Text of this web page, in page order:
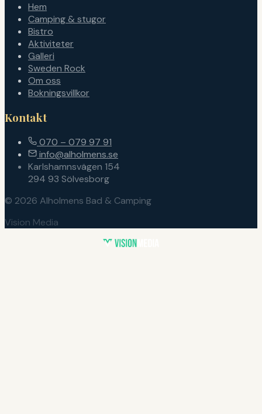
Hem
Camping & stugor
Bistro
Aktiviteter
Galleri
Sweden Rock
Om oss
Bokningsvillkor
Kontakt
070 – 079 97 91
info@alholmens.se
Karlshamnsvägen 154
294 93 Sölvesborg
© 2026 Alholmens Bad & Camping
Vision Media